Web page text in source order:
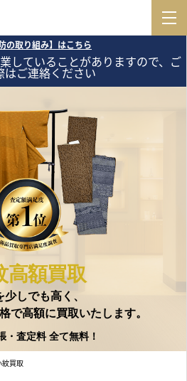
の取り組み】はこちら
していることがありますので、ご
はご連絡ください
高額買取
少しでも高く、
で高額に買取いたします。
・査定料 全て無料！
紋買取